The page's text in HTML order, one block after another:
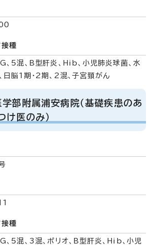
種
、5混、B型肝炎、Hib、小児肺炎球菌、水
日脳1期・2期、2混、子宮頸がん
部附属浦安病院（基礎疾患のあ
け医のみ）
種
、5混、3混、ポリオ、B型肝炎、Hib、小児